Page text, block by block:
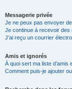
Messagerie privée
Je ne peux pas envoyer
Je continue à recevoir des
J’ai reçu un courrier
Amis et ignorés
À quoi sert ma liste d’amis
Comment puis-je ajouter